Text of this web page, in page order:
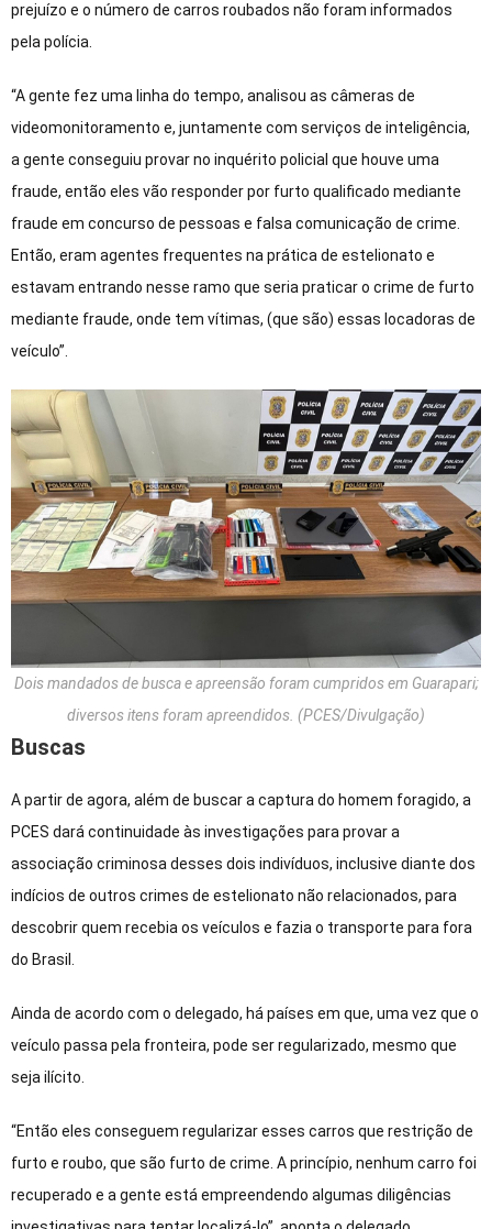
prejuízo e o número de carros roubados não foram informados
pela polícia.
“A gente fez uma linha do tempo, analisou as câmeras de
videomonitoramento e, juntamente com serviços de inteligência,
a gente conseguiu provar no inquérito policial que houve uma
fraude, então eles vão responder por furto qualificado mediante
fraude em concurso de pessoas e falsa comunicação de crime.
Então, eram agentes frequentes na prática de estelionato e
estavam entrando nesse ramo que seria praticar o crime de furto
mediante fraude, onde tem vítimas, (que são) essas locadoras de
veículo”.
Dois mandados de busca e apreensão foram cumpridos em Guarapari;
diversos itens foram apreendidos. (PCES/Divulgação)
Buscas
A partir de agora, além de buscar a captura do homem foragido, a
PCES dará continuidade às investigações para provar a
associação criminosa desses dois indivíduos, inclusive diante dos
indícios de outros crimes de estelionato não relacionados, para
descobrir quem recebia os veículos e fazia o transporte para fora
do Brasil.
Ainda de acordo com o delegado, há países em que, uma vez que o
veículo passa pela fronteira, pode ser regularizado, mesmo que
seja ilícito.
“Então eles conseguem regularizar esses carros que restrição de
furto e roubo, que são furto de crime. A princípio, nenhum carro foi
recuperado e a gente está empreendendo algumas diligências